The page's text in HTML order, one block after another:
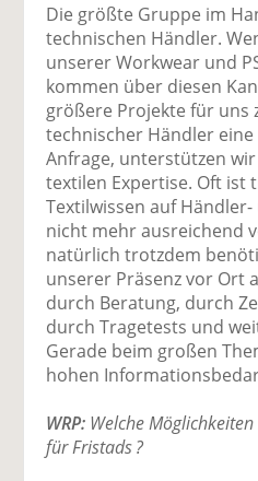
Die größte Gruppe im
technischen Händler.
unserer Workwear und
kommen über diesen
größere Projekte für uns
technischer Händler
Anfrage, unterstützen
textilen Expertise. Oft ist
Textilwissen auf
nicht mehr ausreichend
natürlich trotzdem
unserer Präsenz vor Ort
durch Beratung, durch
durch Tragetests und
Gerade beim großen
hohen
WRP: Welche
für Fristads ?